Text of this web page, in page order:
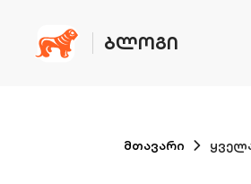
ᲑᲚᲝᲒᲘ
მთავარი